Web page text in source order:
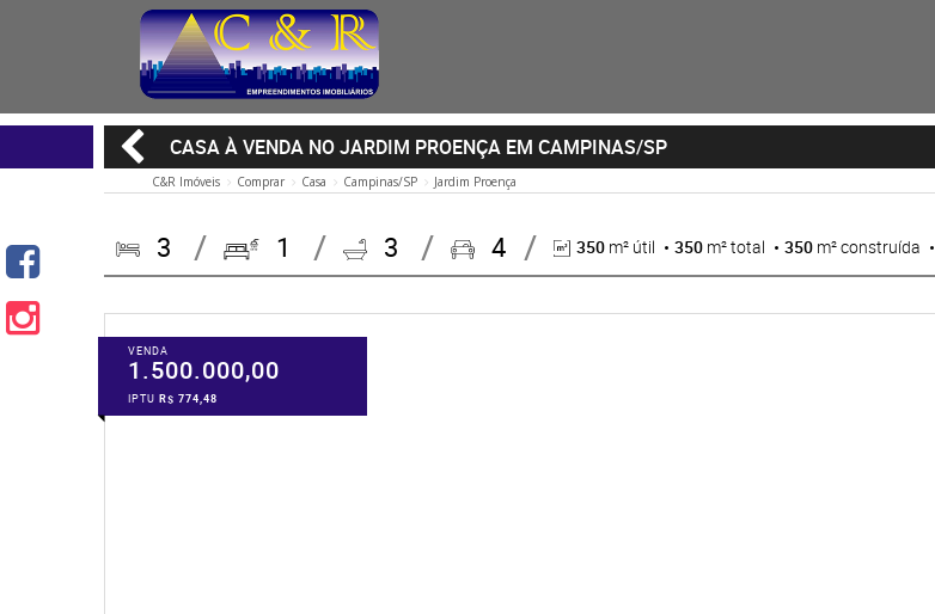
CASA À VENDA NO JARDIM PROENÇA EM CAMPINAS/SP
C&R Imóveis Comprar Casa Campinas/SP Jardim Proença
3 1 3 4 350 m² útil 350 m² total 350 m² construída
VENDA
1.500.000,00
IPTU R$ 774,48